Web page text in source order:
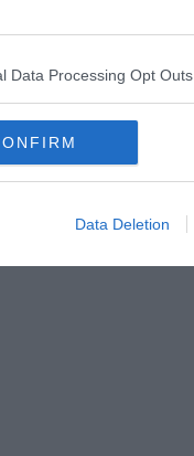
Data Processing Opt Outs
Data Deletion